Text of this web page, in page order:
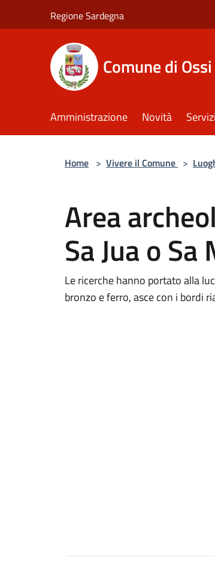
Regione Sardegna
Comune di Ossi
Amministrazione Novità Servizi
Home > Vivere il Comune >
Area
Sa Jua o
Le ricerche hanno portato alla
bronzo e ferro, asce con i bordi